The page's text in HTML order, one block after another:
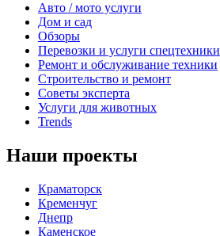
Авто / мото услуги
Дом и сад
Обзоры
Перевозки и услуги спецтехники
Ремонт и обслуживание техники
Строительство и ремонт
Советы эксперта
Услуги для животных
Trends
Наши проекты
Краматорск
Кременчуг
Днепр
Каменское